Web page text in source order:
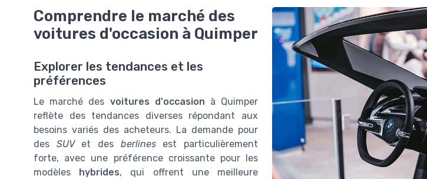
Comprendre le marché des
voitures d'occasion à Quimper
Explorer les tendances et les
préférences
Le marché des voitures d'occasion à Quimper
reflète des tendances diverses répondant aux
besoins variés des acheteurs. La demande pour
des SUVet des berlinesest particulièrement
forte, avec une préférence croissante pour les
modèles hybrides, qui offrent une meilleure